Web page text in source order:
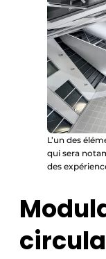
L’un des
qui sera
des